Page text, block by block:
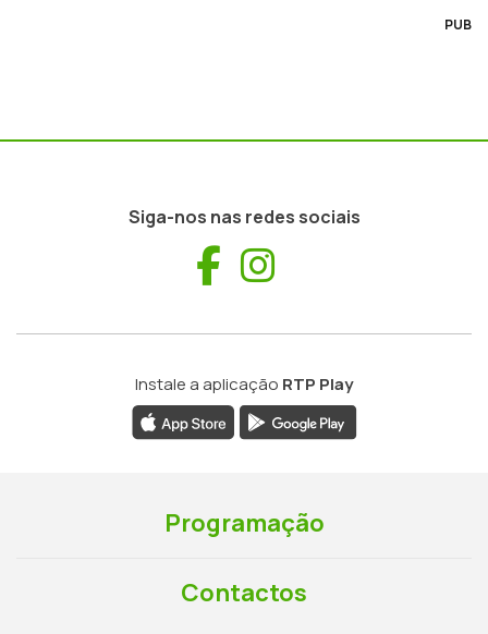
PUB
Siga-nos nas redes sociais
Facebook
Instale a aplicação RTP Play
Programação
Contactos